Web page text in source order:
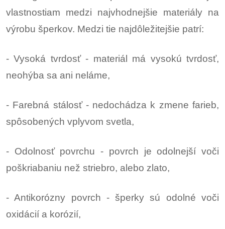
vlastnostiam medzi najvhodnejšie materiály na
výrobu šperkov. Medzi tie najdôležitejšie patrí:
- Vysoká tvrdosť - materiál má vysokú tvrdosť,
neohýba sa ani neláme,
- Farebná stálosť - nedochádza k zmene farieb,
spôsobených vplyvom svetla,
- Odolnosť povrchu - povrch je odolnejší voči
poškriabaniu než striebro, alebo zlato,
- Antikorózny povrch - šperky sú odolné voči
oxidácií a korózií,